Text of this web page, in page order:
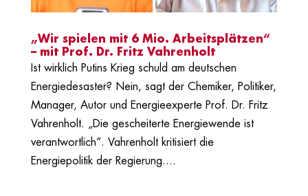
„Wir spielen mit 6 Mio. Arbeitsplätzen“
– mit Prof. Dr. Fritz Vahrenholt
Ist wirklich Putins Krieg schuld am deutschen
Energiedesaster? Nein, sagt der Chemiker, Politiker,
Manager, Autor und Energieexperte Prof. Dr. Fritz
Vahrenholt. „Die gescheiterte Energiewende ist
verantwortlich“. Vahrenholt kritisiert die
Energiepolitik der Regierung....